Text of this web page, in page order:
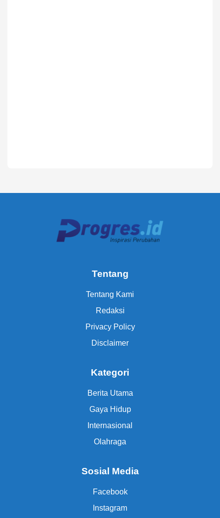
Tentang
Tentang Kami
Redaksi
Privacy Policy
Disclaimer
Kategori
Berita Utama
Gaya Hidup
Internasional
Olahraga
Sosial Media
Facebook
Instagram